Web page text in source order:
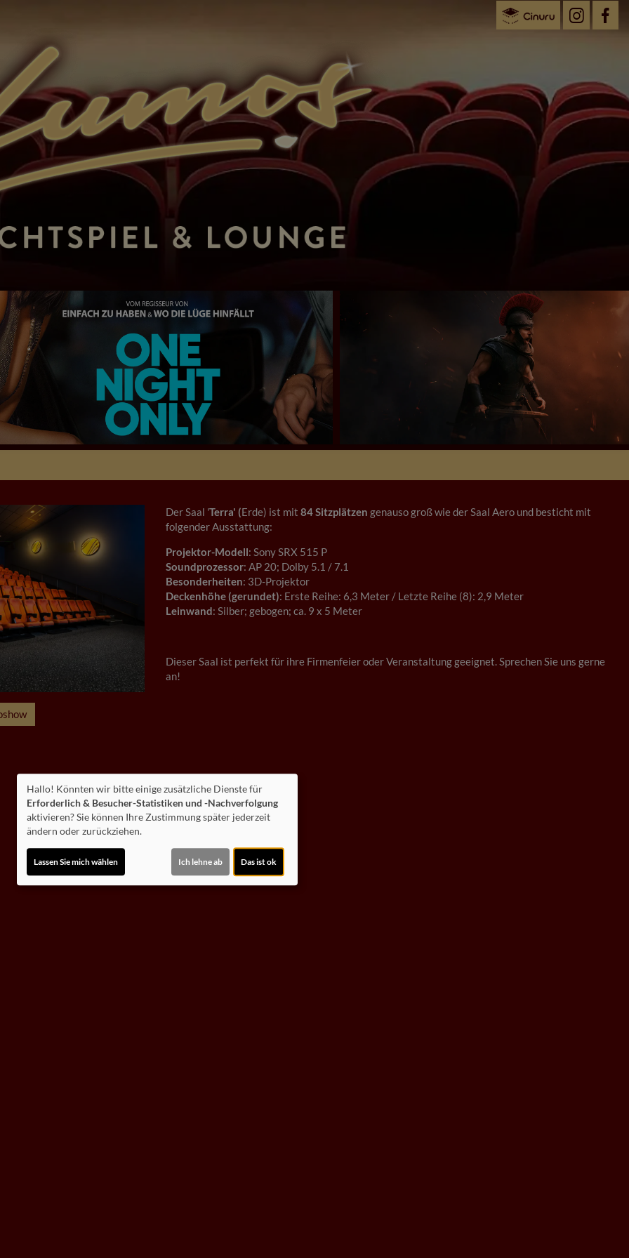
Der Saal 'Terra' (Erde) ist mit 84 Sitzplätzen genauso groß wie der Saal Aero und besticht mit
folgender Ausstattung:
Projektor-Modell: Sony SRX 515 P
Soundprozessor: AP 20; Dolby 5.1 / 7.1
Besonderheiten: 3D-Projektor
Deckenhöhe (gerundet): Erste Reihe: 6,3 Meter / Letzte Reihe (8): 2,9 Meter
Leinwand: Silber; gebogen; ca. 9 x 5 Meter
Dieser Saal ist perfekt für ihre Firmenfeier oder Veranstaltung geeignet. Sprechen Sie uns gerne
an!
Hallo! Könnten wir bitte einige zusätzliche Dienste für
Erforderlich & Besucher-Statistiken und -Nachverfolgung
aktivieren? Sie können Ihre Zustimmung später jederzeit
ändern oder zurückziehen.
Lassen Sie mich wählen Ich lehne ab Das ist ok